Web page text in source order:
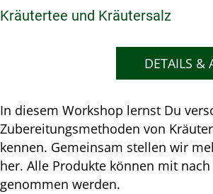
Kräutertee und Kräutersalz
DETAILS &
In diesem Workshop lernst Du
Zubereitungsmethoden von
kennen. Gemeinsam stellen wir
her. Alle Produkte können mit nach
genommen werden.